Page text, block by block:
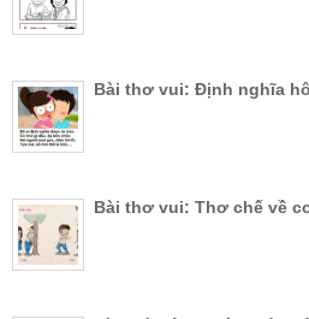
Bài thơ vui: Định nghĩa
Bài thơ vui: Thơ chế về